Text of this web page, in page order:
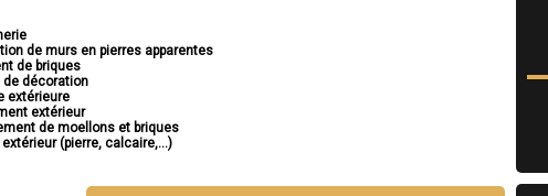
de murs en pierres apparentes
de briques
de décoration
extérieure
extérieur
de moellons et briques
extérieur (pierre, calcaire,...)